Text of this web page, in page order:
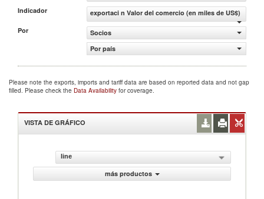
Indicador
exportaci n Valor del comercio (en miles de US$)
Por
Socios
Por país
Please note the exports, imports and tariff data are based on reported data and not gap
filled. Please check the Data Availability for coverage.
VISTA DE GRÁFICO
line
más productos